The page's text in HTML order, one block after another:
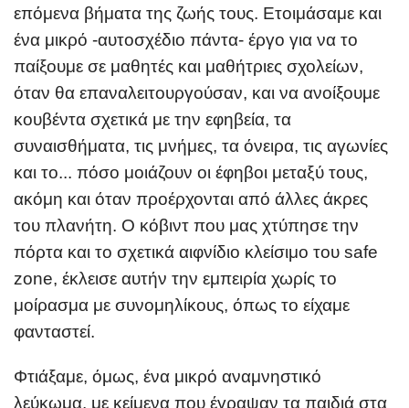
επόμενα βήματα της ζωής τους. Ετοιμάσαμε και
ένα μικρό -αυτοσχέδιο πάντα- έργο για να το
παίξουμε σε μαθητές και μαθήτριες σχολείων,
όταν θα επαναλειτουργούσαν, και να ανοίξουμε
κουβέντα σχετικά με την εφηβεία, τα
συναισθήματα, τις μνήμες, τα όνειρα, τις αγωνίες
και το... πόσο μοιάζουν οι έφηβοι μεταξύ τους,
ακόμη και όταν προέρχονται από άλλες άκρες
του πλανήτη. Ο κόβιντ που μας χτύπησε την
πόρτα και το σχετικά αιφνίδιο κλείσιμο του safe
zone, έκλεισε αυτήν την εμπειρία χωρίς το
μοίρασμα με συνομηλίκους, όπως το είχαμε
φανταστεί.
Φτιάξαμε, όμως, ένα μικρό αναμνηστικό
λεύκωμα, με κείμενα που έγραψαν τα παιδιά στα